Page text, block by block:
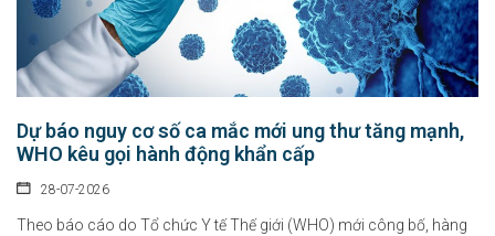
Dự báo nguy cơ số ca mắc mới ung thư tăng mạnh,
WHO kêu gọi hành động khẩn cấp
28-07-2026
Theo báo cáo do Tổ chức Y tế Thế giới (WHO) mới công bố, hàng